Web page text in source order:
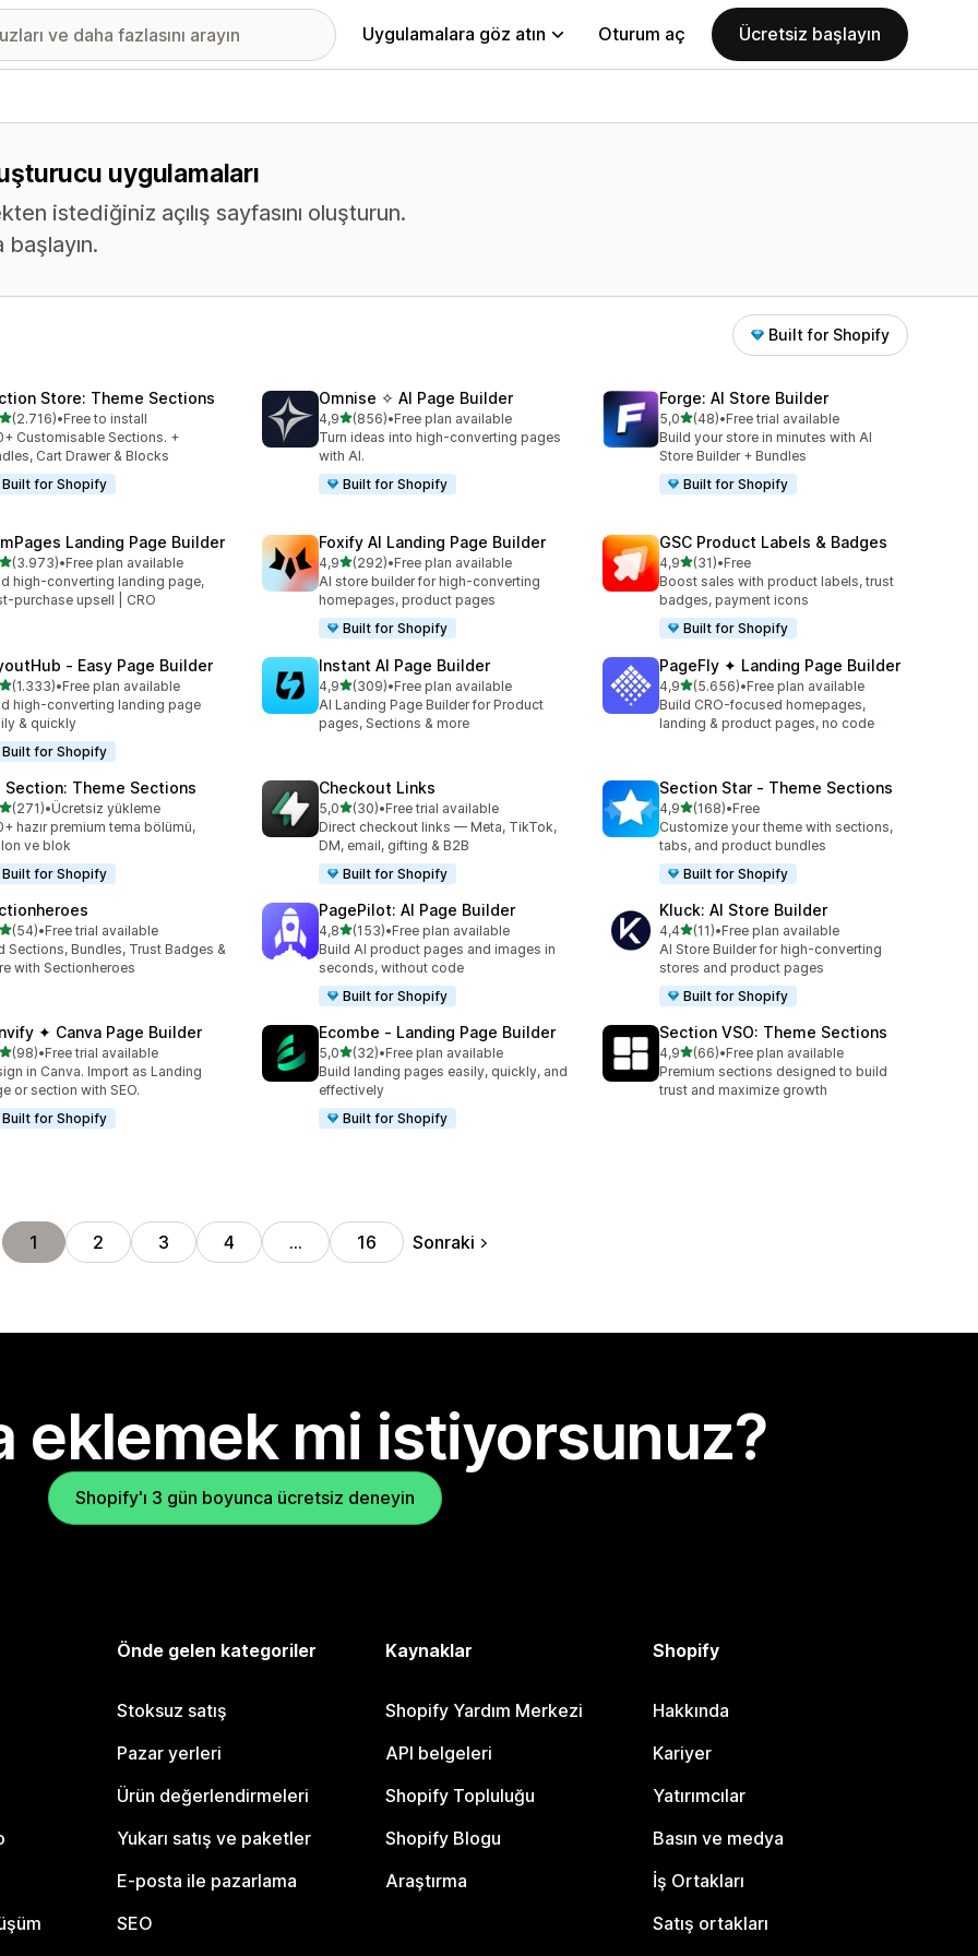
Uygulamalara göz atın Oturum aç Ücretsiz başlayın
uygulamaları
istediğiniz açılış sayfasını oluşturun.
başlayın.
Built for Shopify
Store: Theme Sections
5 yıldız üzerinden
(2.716)
2716 değerlendirme
•Free to install
Customisable Sections. +
Cart Drawer & Blocks
Built for Shopify
Omnise ✧ AI Page Builder
4,95 yıldız üzerinden
(856)
toplam 856 değerlendirme
•Free plan available
Turn ideas into high-converting pages
with AI.
Built for Shopify
Forge: AI Store Builder
5,05 yıldız üzerinden
(48)
toplam 48 değerlendirme
•Free trial available
Build your store in minutes with AI
Store Builder + Bundles
Built for Shopify
Landing Page Builder
5 yıldız üzerinden
(3.973)
3973 değerlendirme
•Free plan available
high-converting landing page,
purchase upsell | CRO
Foxify AI Landing Page Builder
4,95 yıldız üzerinden
(292)
toplam 292 değerlendirme
•Free plan available
AI store builder for high-converting
homepages, product pages
Built for Shopify
GSC Product Labels & Badges
4,95 yıldız üzerinden
(31)
toplam 31 değerlendirme
•Free
Boost sales with product labels, trust
badges, payment icons
Built for Shopify
‑ Easy Page Builder
5 yıldız üzerinden
(1.333)
1333 değerlendirme
•Free plan available
high-converting landing page
& quickly
Built for Shopify
Instant AI Page Builder
4,95 yıldız üzerinden
(309)
toplam 309 değerlendirme
•Free plan available
AI Landing Page Builder for Product
pages, Sections & more
PageFly ✦ Landing Page Builder
4,95 yıldız üzerinden
(5.656)
toplam 5656 değerlendirme
•Free plan available
Build CRO-focused homepages,
landing & product pages, no code
Section: Theme Sections
5 yıldız üzerinden
(271)
271 değerlendirme
•Ücretsiz yükleme
hazır premium tema bölümü,
ve blok
Built for Shopify
Checkout Links
5,05 yıldız üzerinden
(30)
toplam 30 değerlendirme
•Free trial available
Direct checkout links — Meta, TikTok,
DM, email, gifting & B2B
Built for Shopify
Section Star ‑ Theme Sections
4,95 yıldız üzerinden
(168)
toplam 168 değerlendirme
•Free
Customize your theme with sections,
tabs, and product bundles
Built for Shopify
5 yıldız üzerinden
(54)54 değerlendirme
•Free trial available
Sections, Bundles, Trust Badges &
with Sectionheroes
PagePilot: AI Page Builder
4,85 yıldız üzerinden
(153)
toplam 153 değerlendirme
•Free plan available
Build AI product pages and images in
seconds, without code
Built for Shopify
Kluck: AI Store Builder
4,45 yıldız üzerinden
(11)
toplam 11 değerlendirme
•Free plan available
AI Store Builder for high-converting
stores and product pages
Built for Shopify
✦ Canva Page Builder
5 yıldız üzerinden
(98)98 değerlendirme
•Free trial available
in Canva. Import as Landing
or section with SEO.
Built for Shopify
Ecombe ‑ Landing Page Builder
5,05 yıldız üzerinden
(32)
toplam 32 değerlendirme
•Free plan available
Build landing pages easily, quickly, and
effectively
Built for Shopify
Section VSO: Theme Sections
4,95 yıldız üzerinden
(66)
toplam 66 değerlendirme
•Free plan available
Premium sections designed to build
trust and maximize growth
1 2 3 4 … 16 Sonraki
eklemek mi istiyorsunuz?
Shopify'ı 3 gün boyunca ücretsiz deneyin
Önde gelen kategoriler
Stoksuz satış
Pazar yerleri
Ürün değerlendirmeleri
Yukarı satış ve paketler
E-posta ile pazarlama
SEO
Kaynaklar
Shopify Yardım Merkezi
API belgeleri
Shopify Topluluğu
Shopify Blogu
Araştırma
Shopify
Hakkında
Kariyer
Yatırımcılar
Basın ve medya
İş Ortakları
Satış ortakları